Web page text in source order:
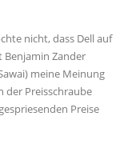
nicht, dass Dell auf
Benjamin Zander
meine Meinung
der Preisschraube
Preise